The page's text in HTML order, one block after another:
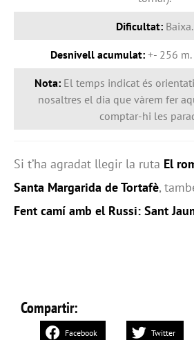
Dificultat: Baixa.
Desnivell acumulat:+- 256 m.
Nota:El temps indicat és
nosaltres el dia que vàrem fer
comptar-hi les
Si t’ha agradat llegir la ruta El
Santa Margarida de Tortafè,
Fent camí amb el Russi: Sant
Compartir:
Facebook Twitter